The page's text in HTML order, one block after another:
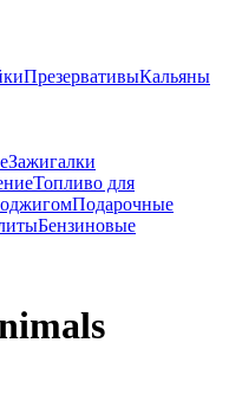
ПрезервативыКальяны
Зажигалки
Топливо для
Подарочные
Бензиновые